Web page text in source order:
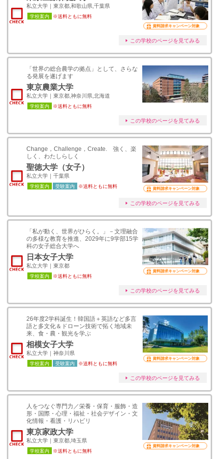
私立大学｜東京都,和歌山県,千葉県
学校案内 ※送料ともに無料
資料請求キャンペーン対象
この学校のページを見てみる
「世界の総合農学の拠点」として、さらな
る発展を遂げます
東京農業大学
私立大学｜東京都,神奈川県,北海道
学校案内 ※送料ともに無料
この学校のページを見てみる
Change，Challenge，Create. 強く、楽
しく、わたしらしく
聖徳大学（女子）
私立大学｜千葉県
学校案内 受験案内 ※送料ともに無料 資料請求キャンペーン対象
この学校のページを見てみる
「私が動く、世界がひらく。」－文理融合
の多様な教育を推進、2029年に9学部15学
科の女子総合大学へ
日本女子大学
私立大学｜東京都
学校案内 ※送料ともに無料
資料請求キャンペーン対象
この学校のページを見てみる
26年度2学科誕生！韓国語＋英語など多言
語と多文化＆ドローン技術で拓く地域未
来、食・農・観光を学ぶ
相模女子大学
私立大学｜神奈川県
学校案内 受験案内 ※送料ともに無料
資料請求キャンペーン対象
この学校のページを見てみる
人をつなぐ専門力／栄養・保育・服飾・造
形・国際・心理・福祉・社会デザイン・文
化情報・看護・リハビリ
東京家政大学
私立大学｜東京都,埼玉県
学校案内 ※送料ともに無料
資料請求キャンペーン対象